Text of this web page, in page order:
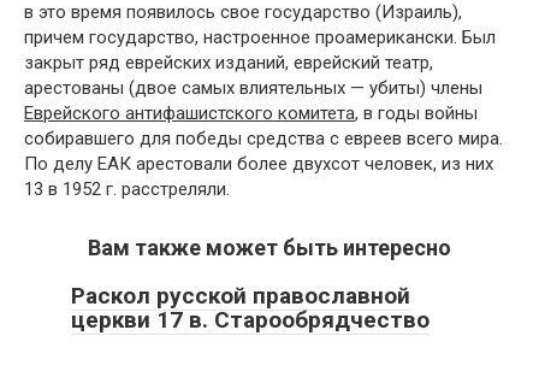
в это время появилось свое государство (Израиль),
причем государство, настроенное проамерикански. Был
закрыт ряд еврейских изданий, еврейский театр,
арестованы (двое самых влиятельных — убиты) члены
Еврейского антифашистского комитета, в годы войны
собиравшего для победы средства с евреев всего мира.
По делу ЕАК арестовали более двухсот человек, из них
13 в 1952 г. расстреляли.
Вам также может быть интересно
Раскол русской православной
церкви 17 в. Старообрядчество